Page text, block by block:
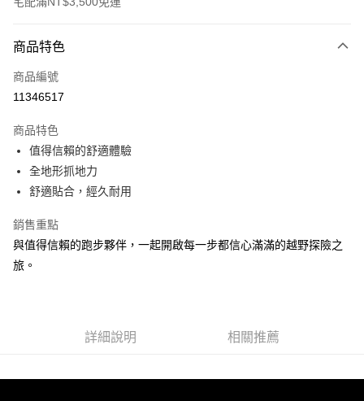
信用卡一次付款
ATM付款
運送方式
宅配
每筆NT$100，滿NT$3,500(含以上)免運費
商品特色
商品編號
11346517
商品特色
值得信賴的舒適體驗
全地形抓地力
舒適貼合，經久耐用
銷售重點
與值得信賴的跑步夥伴，一起開啟每一步都信心滿滿的越野探險之
旅。
詳細說明 相關推薦